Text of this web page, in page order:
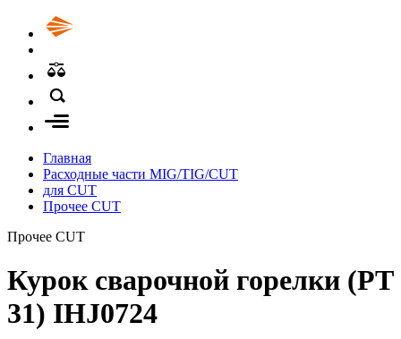
Главная
Расходные части MIG/TIG/CUT
для CUT
Прочее CUT
Прочее CUT
Курок сварочной горелки (PT
31) IHJ0724